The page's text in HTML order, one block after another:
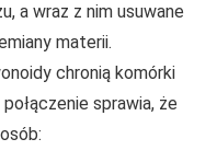
a wraz z nim usuwane
materii.
chronią komórki
sprawia, że